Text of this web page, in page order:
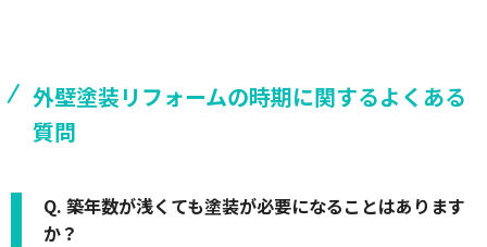
外壁塗装リフォームの時期に関するよくある
質問
Q. 築年数が浅くても塗装が必要になることはあります
か？